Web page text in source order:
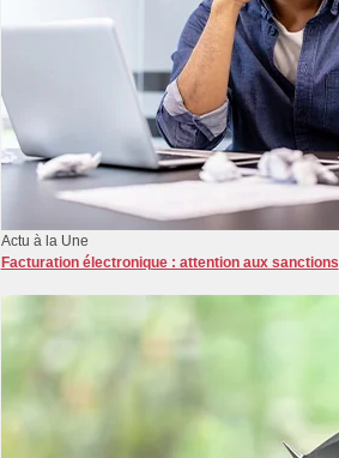
Actu à la Une
Facturation électronique : attention aux sanctions